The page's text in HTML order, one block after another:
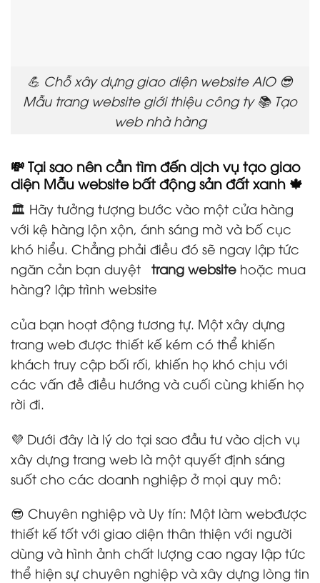
💪 Chỗ xây dựng giao diện website AIO 😎
Mẫu trang website giới thiệu công ty 📚 Tạo
web nhà hàng
💸 Tại sao nên cần tìm đến dịch vụ tạo giao
diện Mẫu website bất động sản đất xanh 🍁
🏛️ Hãy tưởng tượng bước vào một cửa hàng
với kệ hàng lộn xộn, ánh sáng mờ và bố cục
khó hiểu. Chẳng phải điều đó sẽ ngay lập tức
ngăn cản bạn duyệt trang website hoặc mua
hàng? lập trình website
của bạn hoạt động tương tự. Một xây dựng
trang web được thiết kế kém có thể khiến
khách truy cập bối rối, khiến họ khó chịu với
các vấn đề điều hướng và cuối cùng khiến họ
rời đi.
💜 Dưới đây là lý do tại sao đầu tư vào dịch vụ
xây dựng trang web là một quyết định sáng
suốt cho các doanh nghiệp ở mọi quy mô:
😎 Chuyên nghiệp và Uy tín: Một làm webđược
thiết kế tốt với giao diện thân thiện với người
dùng và hình ảnh chất lượng cao ngay lập tức
thể hiện sự chuyên nghiệp và xây dựng lòng tin